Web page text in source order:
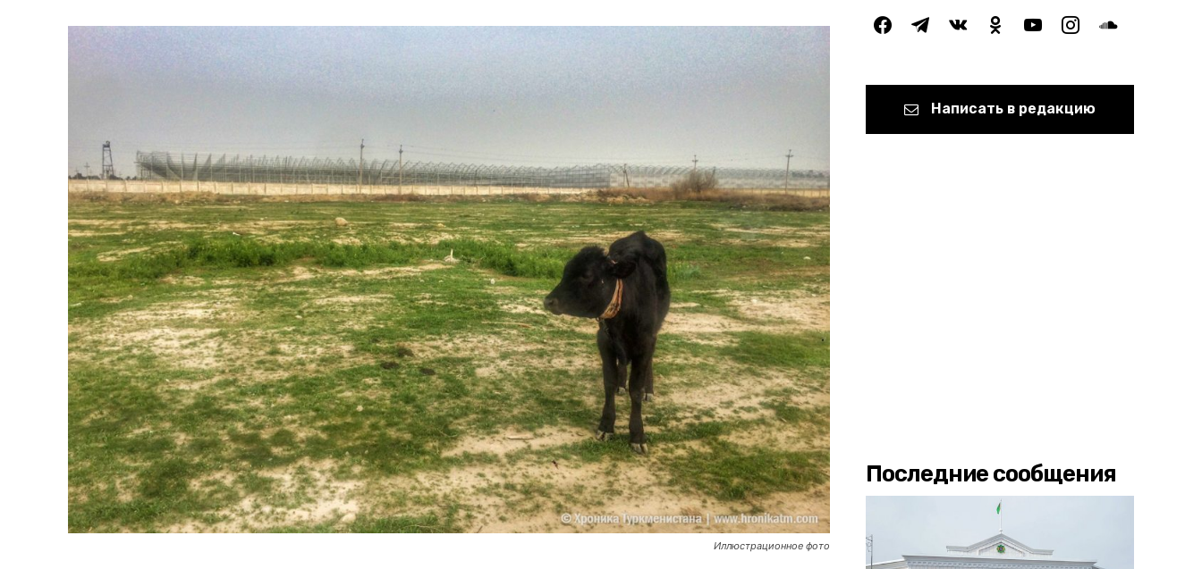
e
Иллюстрационное фото
facebooktelegramvkontakteodnoklassniki
youtubeinstagramsoundcloud
Написать в редакцию
Последние сообщения